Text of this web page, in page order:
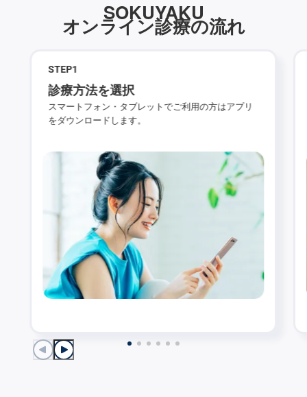
SOKUYAKU
オンライン診療の流れ
STEP1
診療方法を選択
スマートフォン・タブレットでご利用の方はアプリ
をダウンロードします。